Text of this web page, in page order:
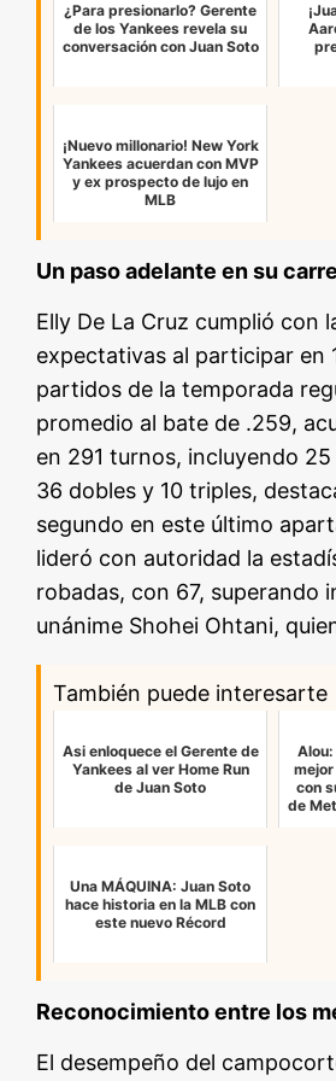
¿Para presionarlo? Gerente
de los Yankees revela su
conversación con Juan Soto
¡Nuevo millonario! New York
Yankees acuerdan con MVP
y ex prospecto de lujo en
MLB
Un paso adelante en su
Elly De La Cruz cumplió con
expectativas al participar en
partidos de la temporada
promedio al bate de .259,
en 291 turnos, incluyendo
36 dobles y 10 triples,
segundo en este último
lideró con autoridad la
robadas, con 67, superando
unánime Shohei Ohtani,
También puede interesarte
Asi enloquece el Gerente de
Yankees al ver Home Run
de Juan Soto
Alou:
con
de
Una MÁQUINA: Juan Soto
hace historia en la MLB con
este nuevo Récord
Reconocimiento entre los
El desempeño del